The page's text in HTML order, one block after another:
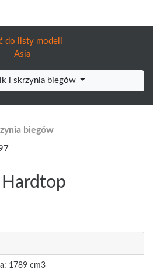
do listy modeli
Asia
i skrzynia biegów
biegów
1789 cm3